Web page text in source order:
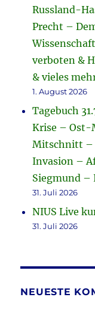
Russland-
Precht –
verboten &
& vieles
1. August 2026
Tagebuch
Krise – Ost-
Mitschnitt –
Invasion –
Siegmund –
31. Juli 2026
NIUS Live
31. Juli 2026
NEUESTE